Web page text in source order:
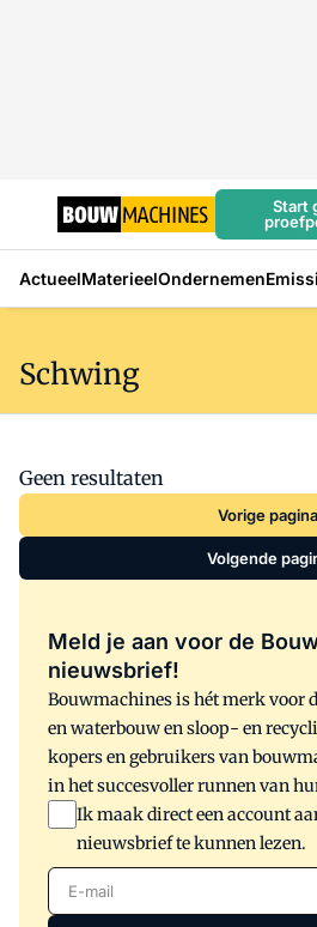
Start
ActueelMaterieelOndernemen
Schwing
Geen resultaten
Vorige pagina
Volgende
Meld je aan voor de
nieuwsbrief!
Bouwmachines is hét merk voor
en waterbouw en sloop- en
kopers en gebruikers van
in het succesvoller runnen van
Ik maak direct een account
nieuwsbrief te kunnen lezen.
E-mail